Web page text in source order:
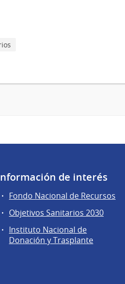
de interés
Fondo Nacional de Recursos
Objetivos Sanitarios 2030
Instituto Nacional de
Donación y Trasplante